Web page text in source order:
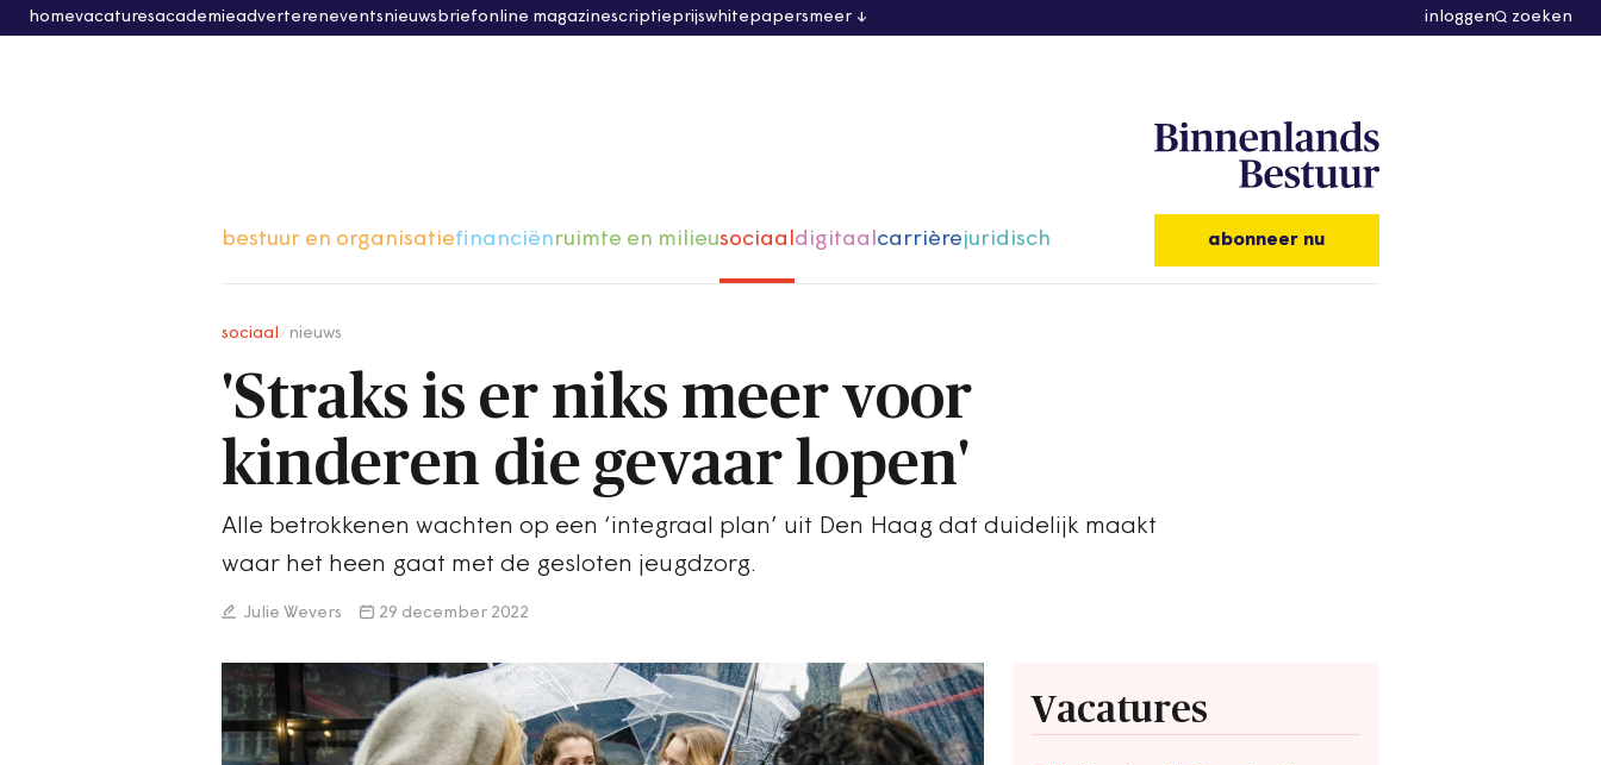
homevacaturesacademieadvertereneventsnieuwsbriefonline magazinescriptieprijswhitepapersmeer inloggen zoeken
bestuur en organisatiefinanciënruimte en milieusociaaldigitaalcarrièrejuridisch abonneer nu
sociaal nieuws
'Straks is er niks meer voor
kinderen die gevaar lopen'
Alle betrokkenen wachten op een ‘integraal plan’ uit Den Haag dat duidelijk maakt
waar het heen gaat met de gesloten jeugdzorg.
Julie Wevers 29 december 2022
Vacatures